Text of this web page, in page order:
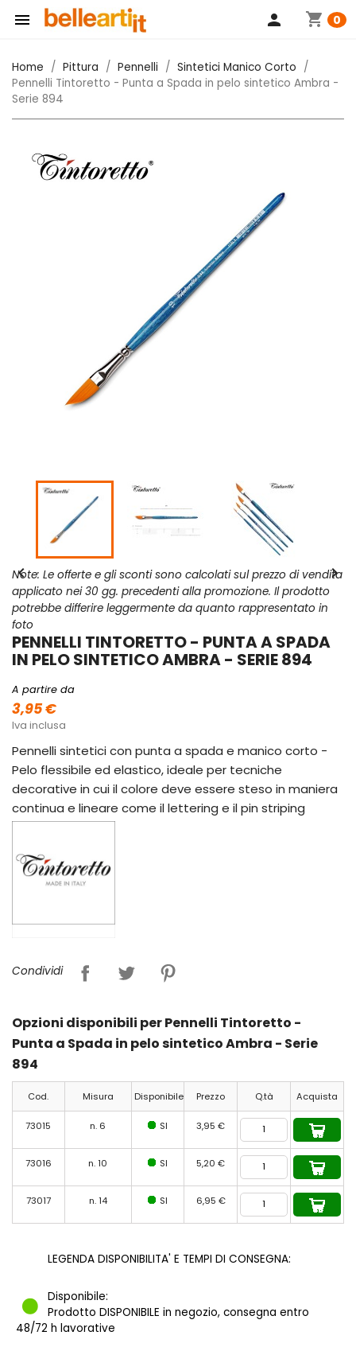
 shopping_cart 0
person
Home Pittura Pennelli
Sintetici Manico Corto
Pennelli Tintoretto - Punta a Spada in pelo sintetico Ambra -
Serie 894
 
Note: Le offerte e gli sconti sono calcolati sul prezzo di vendita
applicato nei 30 gg. precedenti alla promozione. Il prodotto
potrebbe differire leggermente da quanto rappresentato in
foto
PENNELLI TINTORETTO - PUNTA A SPADA
IN PELO SINTETICO AMBRA - SERIE 894
A partire da
3,95 €
Iva inclusa
Pennelli sintetici con punta a spada e manico corto -
Pelo flessibile ed elastico, ideale per tecniche
decorative in cui il colore deve essere steso in maniera
continua e lineare come il lettering e il pin striping
Condividi
Opzioni disponibili per Pennelli Tintoretto -
Punta a Spada in pelo sintetico Ambra - Serie
894
Cod. Misura Disponibile Prezzo Q.tà Acquista
73015 n. 6 SI 3,95 €
73016 n. 10 SI 5,20 €
73017 n. 14 SI 6,95 €
LEGENDA DISPONIBILITA' E TEMPI DI CONSEGNA:
Disponibile:
Prodotto DISPONIBILE in negozio, consegna entro
48/72 h lavorative